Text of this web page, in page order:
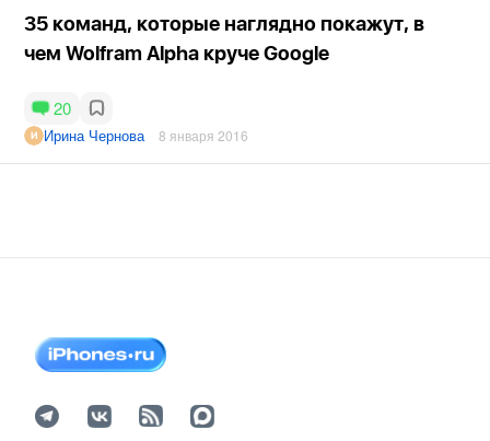
35 команд, которые наглядно покажут, в
чем Wolfram Alpha круче Google
20
Ирина Чернова 8 января 2016